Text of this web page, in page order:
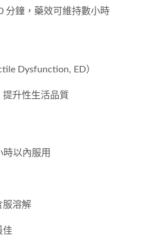
分鐘，藥效可維持數小時
Dysfunction, ED）
提升性生活品質
時以內服用
服溶解
佳